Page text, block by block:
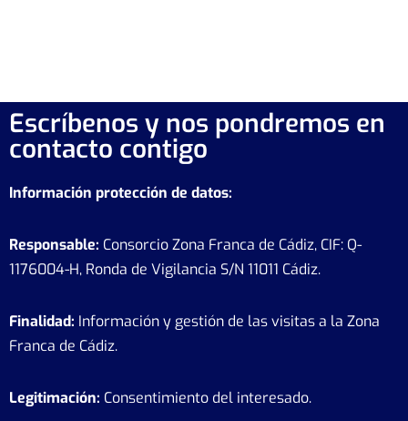
Escríbenos y nos pondremos en
contacto contigo
Información protección de datos:
Responsable: Consorcio Zona Franca de Cádiz, CIF: Q-
1176004-H, Ronda de Vigilancia S/N 11011 Cádiz.
Finalidad: Información y gestión de las visitas a la Zona
Franca de Cádiz.
Legitimación: Consentimiento del interesado.